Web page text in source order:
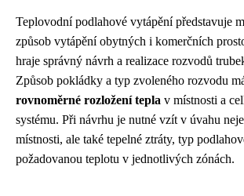
Teplovodní podlahové vytápění představuje
způsob vytápění obytných i komerčních
hraje správný návrh a realizace rozvodů
Způsob pokládky a typ zvoleného rozvodu
rovnoměrné rozložení tepla v místnosti a
systému. Při návrhu je nutné vzít v úvahu
místnosti, ale také tepelné ztráty, typ
požadovanou teplotu v jednotlivých zónách.